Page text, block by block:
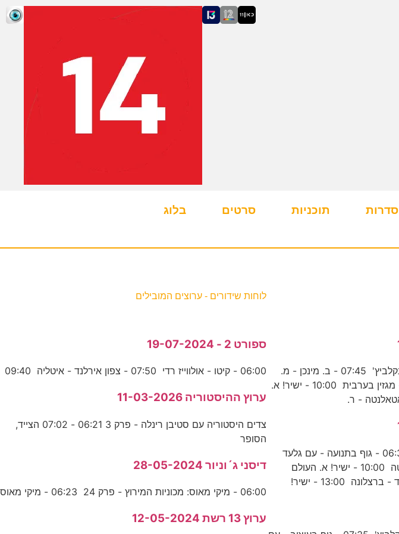
סדרות תוכניות סרטים בלוג
06:30 - גוף בתנועה - עם גלעד ינקלביץ' 07:45 - ב. מינכן - מ.
ת''א 09:15 - ריאדה אל חמיסה - מגזין בערבית 10:00 - ישיר! א.
06:10 - אטאלנטה - ר. מדריד 06:30 - גוף בתנועה - עם גלעד
ינקלביץ' 07:45 - ניו יורק - אטלנטה 10:00 - ישיר! א. העולם
לוחות שידורים - ערוצים המובילים
ספורט 2 - 19-07-2024
06:00 - קיטו - אולווייז רדי 07:50 - צפון אירלנד - איטליה 09:40
ערוץ ההיסטוריה 11-03-2026
צדים היסטוריה עם סטיבן רינלה - פרק 3 06:21 - 07:02 הצייד,
הסופר
דיסני ג´וניור 28-05-2024
06:00 - מיקי מאוס: מכוניות המירוץ - פרק 24 06:23 - מיקי מאוס
ערוץ 13 רשת 12-05-2024